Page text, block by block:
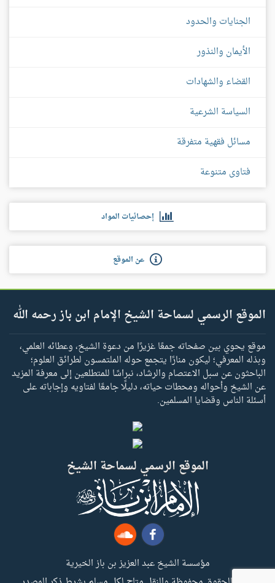
الجنايات والحدود
الأيمان والنذور
القضاء والشهادات
السياسة الشرعية
مسائل فقهية متفرقة
فتاوى متنوعة
إحصائيات المواد
عن الموقع
الموقع الرسمي لسماحة الشيخ الإمام ابن باز رحمه الله
موقع يحوي بين صفحاته جمعًا غزيرًا من دعوة الشيخ، وعطائه العلمي،
وبذله المعرفي؛ ليكون منارًا يتجمع حوله الملتمسون لطرائق العلوم؛
الباحثون عن سبل الاعتصام والرشاد، نبراسًا للمتطلعين إلى معرفة المزيد
عن الشيخ وأحواله ومحطات حياته، دليلًا جامعًا لفتاويه وإجاباته على
أسئلة الناس وقضايا المسلمين.
الموقع الرسمي لسماحة الشيخ
مؤسسة الشيخ عبد العزيز بن باز الخيرية